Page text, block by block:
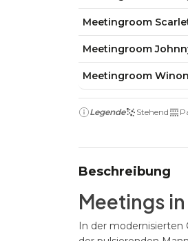
Meetingroom
Meetingroom
Meetingroom
Legende Stehend
Beschreibung
Meetings
In der modernisierten